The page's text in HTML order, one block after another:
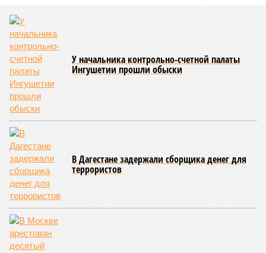
У начальника контрольно-счетной палаты
Ингушетии прошли обыски
В Дагестане задержали сборщика денег для
террористов